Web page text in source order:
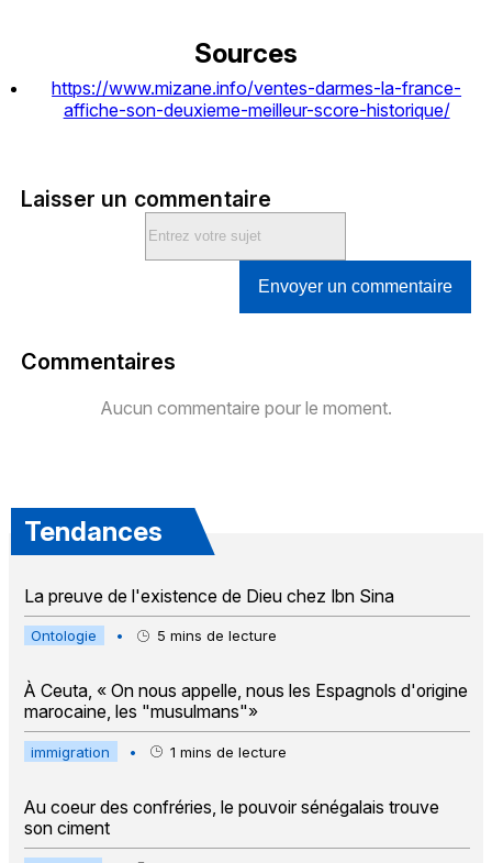
Sources
https://www.mizane.info/ventes-darmes-la-france-
affiche-son-deuxieme-meilleur-score-historique/
Laisser un commentaire
Envoyer un commentaire
Commentaires
Aucun commentaire pour le moment.
Tendances
La preuve de l'existence de Dieu chez Ibn Sina
Ontologie • 5 mins de lecture
À Ceuta, « On nous appelle, nous les Espagnols d'origine
marocaine, les "musulmans"»
immigration • 1 mins de lecture
Au coeur des confréries, le pouvoir sénégalais trouve
son ciment